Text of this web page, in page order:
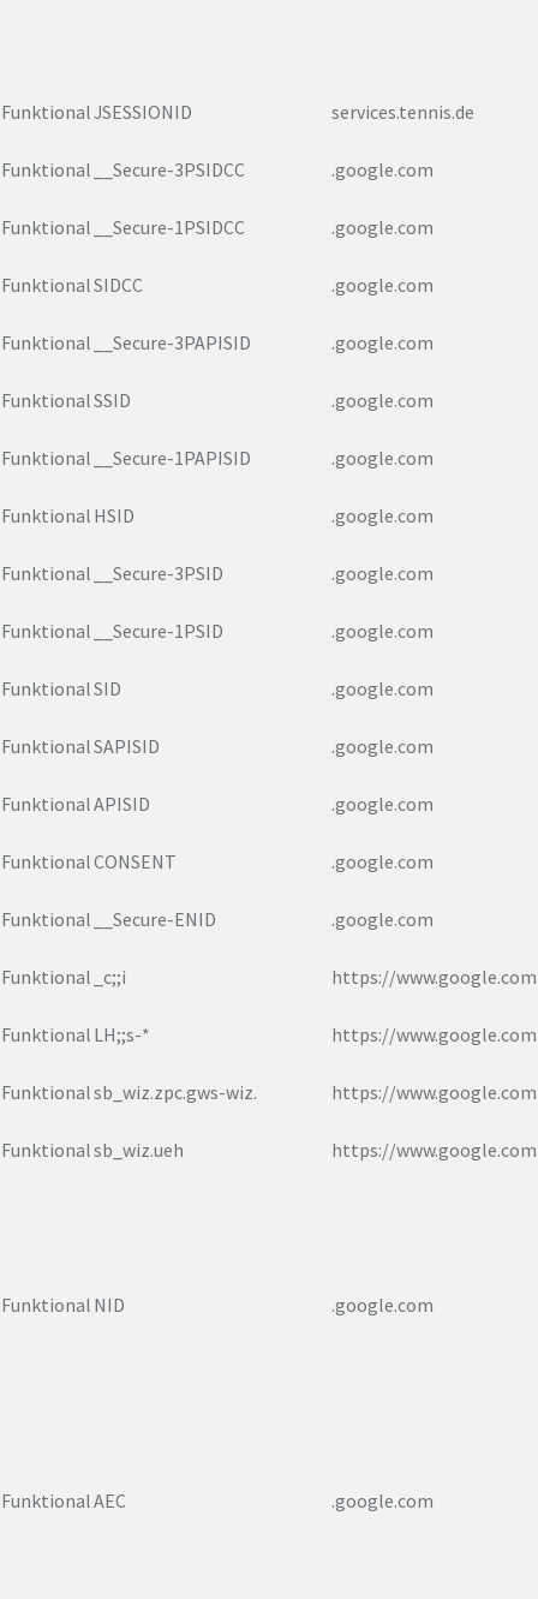
FunktionalJSESSIONID services.tennis.de
Funktional __Secure-3PSIDCC .google.com
Funktional __Secure-1PSIDCC .google.com
FunktionalSIDCC .google.com
Funktional __Secure-3PAPISID .google.com
FunktionalSSID .google.com
Funktional __Secure-1PAPISID .google.com
Funktional HSID .google.com
Funktional __Secure-3PSID .google.com
Funktional __Secure-1PSID .google.com
FunktionalSID .google.com
FunktionalSAPISID .google.com
FunktionalAPISID .google.com
FunktionalCONSENT .google.com
Funktional __Secure-ENID .google.com
Funktional _c;;i https://www.google.com
Funktional LH;;s-* https://www.google.com
Funktionalsb_wiz.zpc.gws-wiz. https://www.google.com
Funktionalsb_wiz.ueh https://www.google.com
Funktional NID .google.com
FunktionalAEC .google.com